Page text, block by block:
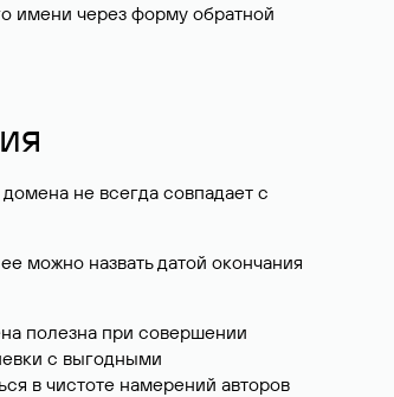
имени через форму обратной
не всегда совпадает с
можно назвать датой окончания
полезна при совершении
с выгодными
в чистоте намерений авторов